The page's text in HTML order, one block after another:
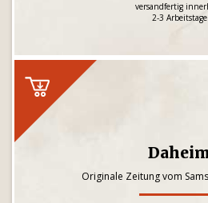
versandfertig
2-3 Arbeitstage
Originale Zeitung vom